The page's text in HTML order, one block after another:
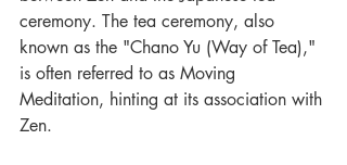
ceremony. The tea ceremony, also
known as the "Chano Yu (Way of Tea),"
is often referred to as Moving
Meditation, hinting at its association with
Zen.